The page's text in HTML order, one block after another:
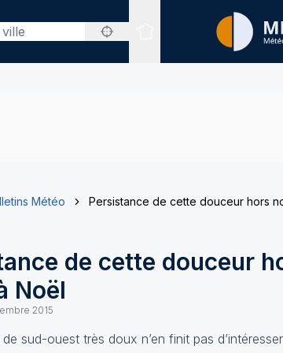
Sites expertisés
Météo Persistance de cette douceur hors
de cette douceur
Noël
2015
sud-ouest très doux n’en finit pas